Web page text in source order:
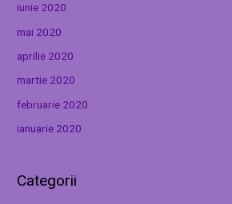
iunie 2020
mai 2020
aprilie 2020
martie 2020
februarie 2020
ianuarie 2020
Categorii